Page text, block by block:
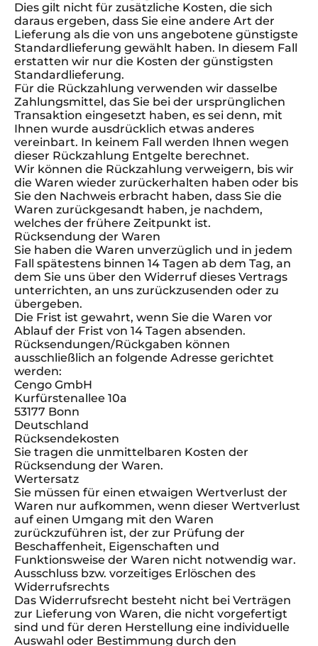
Dies gilt nicht für zusätzliche Kosten, die sich
daraus ergeben, dass Sie eine andere Art der
Lieferung als die von uns angebotene günstigste
Standardlieferung gewählt haben. In diesem Fall
erstatten wir nur die Kosten der günstigsten
Standardlieferung.
Für die Rückzahlung verwenden wir dasselbe
Zahlungsmittel, das Sie bei der ursprünglichen
Transaktion eingesetzt haben, es sei denn, mit
Ihnen wurde ausdrücklich etwas anderes
vereinbart. In keinem Fall werden Ihnen wegen
dieser Rückzahlung Entgelte berechnet.
Wir können die Rückzahlung verweigern, bis wir
die Waren wieder zurückerhalten haben oder bis
Sie den Nachweis erbracht haben, dass Sie die
Waren zurückgesandt haben, je nachdem,
welches der frühere Zeitpunkt ist.
Rücksendung der Waren
Sie haben die Waren unverzüglich und in jedem
Fall spätestens binnen 14 Tagen ab dem Tag, an
dem Sie uns über den Widerruf dieses Vertrags
unterrichten, an uns zurückzusenden oder zu
übergeben.
Die Frist ist gewahrt, wenn Sie die Waren vor
Ablauf der Frist von 14 Tagen absenden.
Rücksendungen/Rückgaben können
ausschließlich an folgende Adresse gerichtet
werden:
Cengo GmbH
Kurfürstenallee 10a
53177 Bonn
Deutschland
Rücksendekosten
Sie tragen die unmittelbaren Kosten der
Rücksendung der Waren.
Wertersatz
Sie müssen für einen etwaigen Wertverlust der
Waren nur aufkommen, wenn dieser Wertverlust
auf einen Umgang mit den Waren
zurückzuführen ist, der zur Prüfung der
Beschaffenheit, Eigenschaften und
Funktionsweise der Waren nicht notwendig war.
Ausschluss bzw. vorzeitiges Erlöschen des
Widerrufsrechts
Das Widerrufsrecht besteht nicht bei Verträgen
zur Lieferung von Waren, die nicht vorgefertigt
sind und für deren Herstellung eine individuelle
Auswahl oder Bestimmung durch den